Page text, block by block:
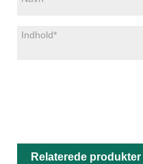
Relaterede produkter